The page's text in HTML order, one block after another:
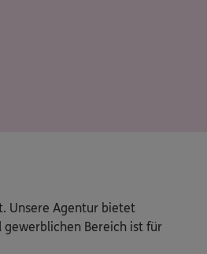
Unsere Agentur bietet
gewerblichen Bereich ist für